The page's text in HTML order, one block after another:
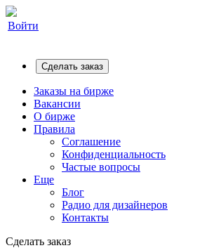
Войти
Сделать заказ
Заказы на бирже
Вакансии
О бирже
Правила
Соглашение
Конфиденциальность
Частые вопросы
Еще
Блог
Радио для дизайнеров
Контакты
Сделать заказ